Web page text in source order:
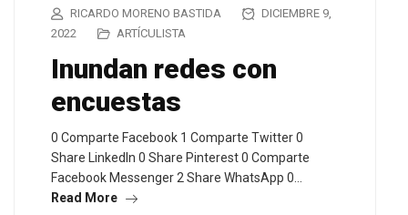
RICARDO MORENO BASTIDA
DICIEMBRE 9,
2022
ARTÍCULISTA
Inundan redes con
encuestas
0 Comparte Facebook 1 Comparte Twitter 0
Share LinkedIn 0 Share Pinterest 0 Comparte
Facebook Messenger 2 Share WhatsApp 0…
Read More